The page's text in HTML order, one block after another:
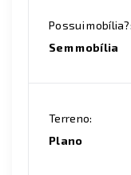
Possui mobília?:
Sem mobília
Terreno:
Plano